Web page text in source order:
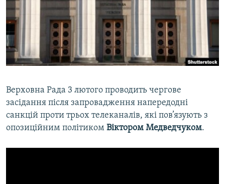
ДЕПОРТАЦІЯ
ВІДЕОУРОКИ «ELIFBE»
СВІДЧЕННЯ ОКУПАЦІЇ
УКРАЇНСЬКА ПРОБЛЕМА КРИМУ
ЯК ОБІЙТИ БЛОКУВАННЯ
Русский
Qırımtatar
Усі сайти RFE/RL
Верховна Рада 3 лютого проводить чергове
засідання після запровадження напередодні
санкцій проти трьох телеканалів, які пов’язують з
опозиційним політиком Віктором Медведчуком.